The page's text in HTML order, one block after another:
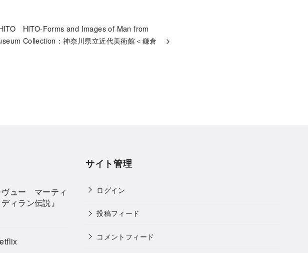
HITO-Forms and Images of Man from
Collection：神奈川県立近代美術館＜鎌倉
ヴュー マーティ
ィラン伝説』
サイト管理
ログイン
投稿フィード
コメントフィード